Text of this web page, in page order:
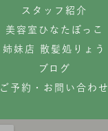
スタッフ紹介
美容室ひなたぼっこ
姉妹店 散髪処りょう
ブログ
ご予約・お問い合わせ